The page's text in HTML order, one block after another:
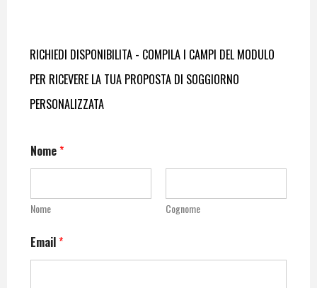
RICHIEDI DISPONIBILITA - COMPILA I CAMPI DEL MODULO
PER RICEVERE LA TUA PROPOSTA DI SOGGIORNO
PERSONALIZZATA
Nome*
Nome Cognome
Email*